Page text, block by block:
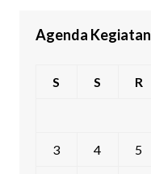
Agenda Kegiatan
S S R
3 4 5